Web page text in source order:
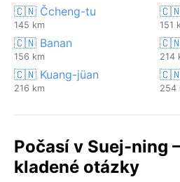
🇨🇳 Čcheng-tu
145 km
🇨🇳
151
🇨🇳 Banan
156 km
🇨🇳
214
🇨🇳 Kuang-jüan
216 km
🇨🇳
254
Počasí v Suej-ning
kladené otázky